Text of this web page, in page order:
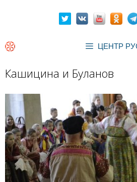
ЦЕНТР
Кашицина и Буланов